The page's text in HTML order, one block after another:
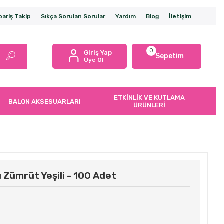
Takip Sıkça Sorulan Sorular Yardım Blog İletişim
Giriş Yap
Üye Ol
0
Sepetim
BALON AKSESUARLARI
ETKİNLİK VE KUTLAMA
ÜRÜNLERİ
Zümrüt Yeşili - 100 Adet